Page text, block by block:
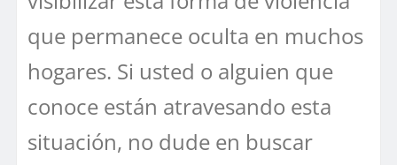
que permanece oculta en muchos
hogares. Si usted o alguien que
conoce están atravesando esta
situación, no dude en buscar